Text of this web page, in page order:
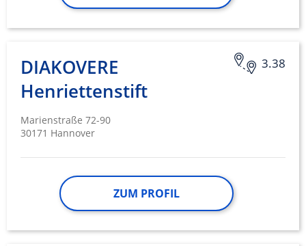
3.38
DIAKOVERE
Henriettenstift
Marienstraße 72-90
30171 Hannover
ZUM PROFIL